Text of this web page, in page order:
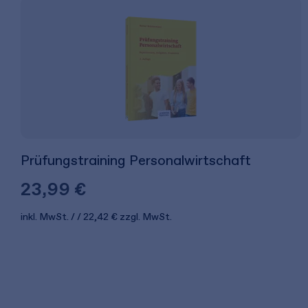
Prüfungstraining Personalwirtschaft
23,99 €
inkl. MwSt. 22,42 € zzgl. MwSt.